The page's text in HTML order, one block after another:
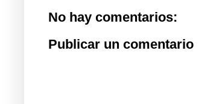
No hay comentarios:
Publicar un comentario